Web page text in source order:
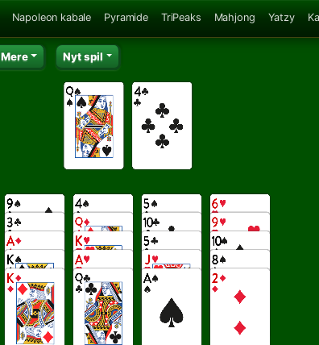
Napoleon kabale Pyramide TriPeaks Mahjong Yatzy
Mere Nyt spil